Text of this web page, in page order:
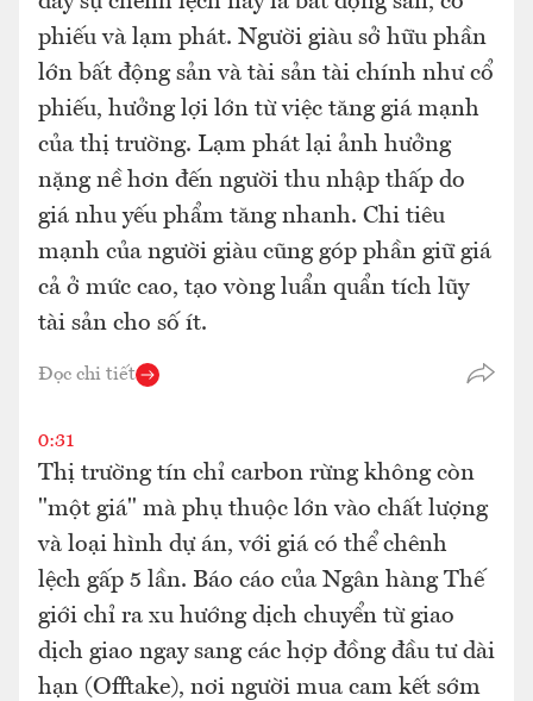
phiếu và lạm phát. Người giàu sở hữu phần
lớn bất động sản và tài sản tài chính như cổ
phiếu, hưởng lợi lớn từ việc tăng giá mạnh
của thị trường. Lạm phát lại ảnh hưởng
nặng nề hơn đến người thu nhập thấp do
giá nhu yếu phẩm tăng nhanh. Chi tiêu
mạnh của người giàu cũng góp phần giữ giá
cả ở mức cao, tạo vòng luẩn quẩn tích lũy
tài sản cho số ít.
Đọc chi tiết
0:31
Thị trường tín chỉ carbon rừng không còn
"một giá" mà phụ thuộc lớn vào chất lượng
và loại hình dự án, với giá có thể chênh
lệch gấp 5 lần. Báo cáo của Ngân hàng Thế
giới chỉ ra xu hướng dịch chuyển từ giao
dịch giao ngay sang các hợp đồng đầu tư dài
hạn (Offtake), nơi người mua cam kết sớm